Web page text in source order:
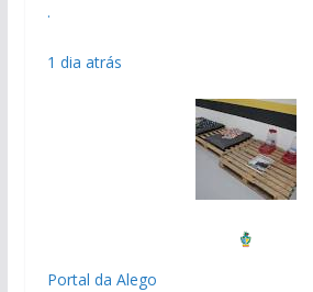
.
1 dia atrás
Portal da Alego